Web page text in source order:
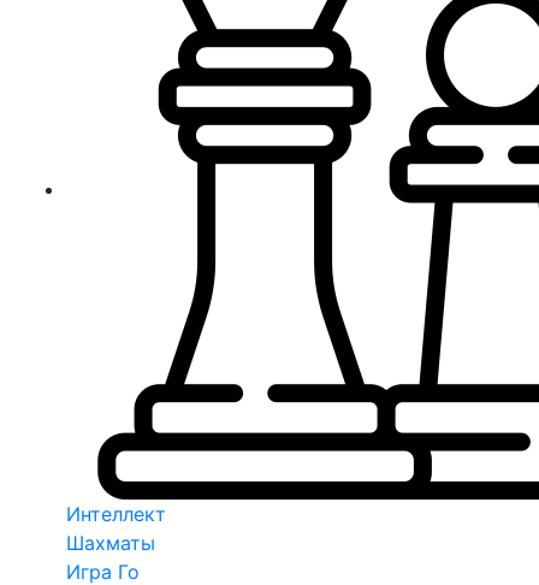
Интеллект
Шахматы
Игра Го